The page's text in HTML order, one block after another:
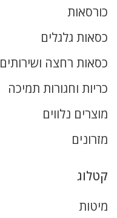
כורסאות
כסאות גלגלים
כסאות רחצה ושירותים
כריות וחגורות תמיכה
מוצרים נלווים
מזרונים
קטלוג
מיטות